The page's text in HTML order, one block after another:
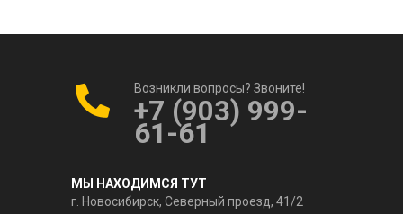
Возникли вопросы? Звоните!
+7 (903) 999-
61-61
МЫ НАХОДИМСЯ ТУТ
г. Новосибирск, Северный проезд, 41/2